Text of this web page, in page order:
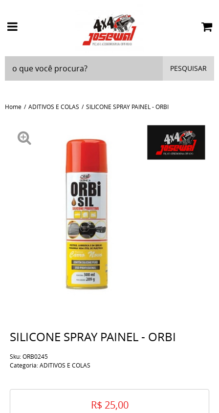
PESQUISAR
Home ADITIVOS E COLAS SILICONE SPRAY PAINEL - ORBI
SILICONE SPRAY PAINEL - ORBI
Sku:ORB0245
Categoria:ADITIVOS E COLAS
R$ 25,00